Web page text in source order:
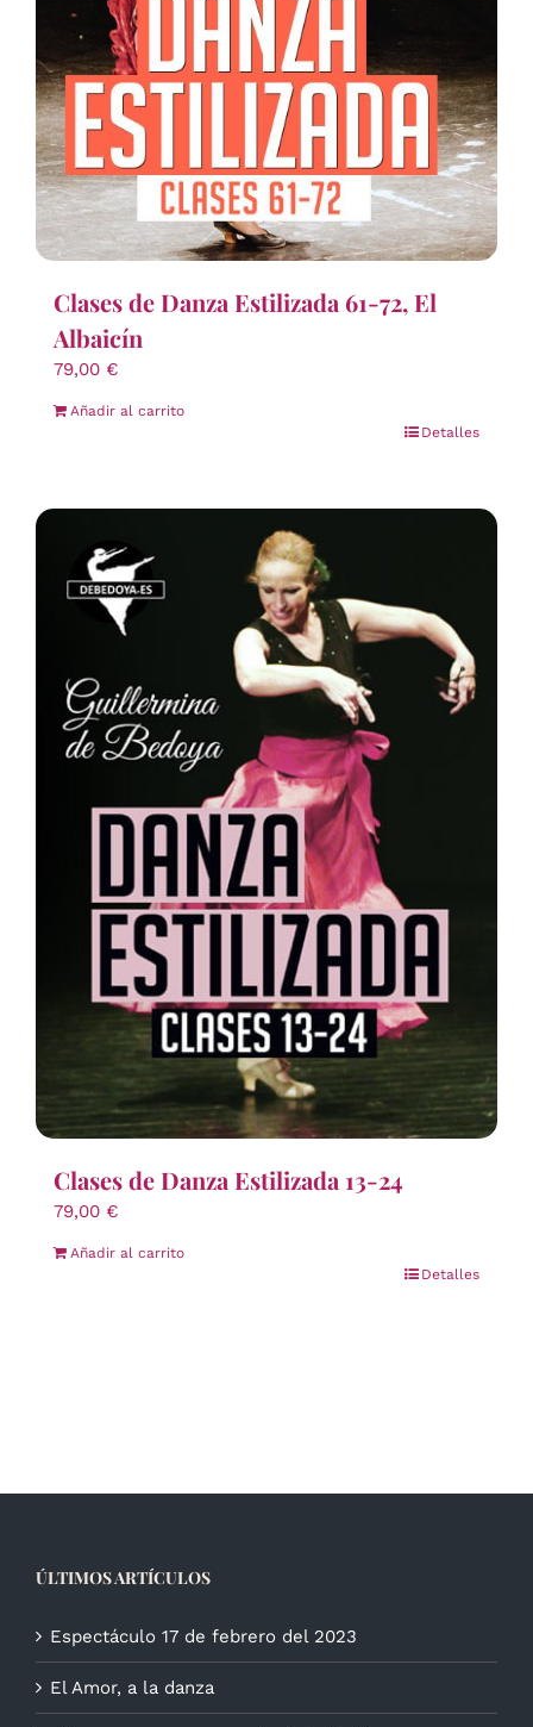
Clases de Danza Estilizada 61-72, El
Albaicín
79,00 €
Añadir al carrito
Detalles
Clases de Danza Estilizada 13-24
79,00 €
Añadir al carrito
Detalles
ÚLTIMOS ARTÍCULOS
Espectáculo 17 de febrero del 2023
El Amor, a la danza